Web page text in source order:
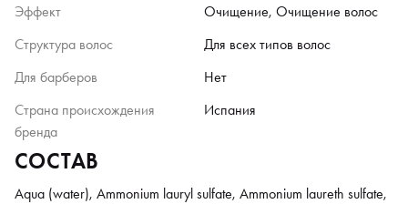
Эффект
Очищение, Очищение волос
Структура волос
Для всех типов волос
Для барберов
Нет
Страна происхождения
бренда
Испания
СОСТАВ
Aqua (water), Ammonium lauryl sulfate, Ammonium laureth sulfate,